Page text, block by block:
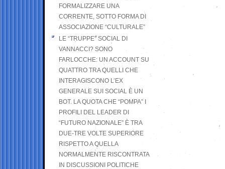
FORMALIZZARE UNA
CORRENTE, SOTTO FORMA DI
ASSOCIAZIONE “CULTURALE”
LE “TRUPPE” SOCIAL DI
VANNACCI? SONO
FARLOCCHE: UN ACCOUNT SU
QUATTRO TRA QUELLI CHE
INTERAGISCONO L’EX
GENERALE SUI SOCIAL È UN
BOT. LA QUOTA CHE “POMPA” I
PROFILI DEL LEADER DI
“FUTURO NAZIONALE” È TRA
DUE-TRE VOLTE SUPERIORE
RISPETTO A QUELLA
NORMALMENTE RISCONTRATA
IN DISCUSSIONI POLITICHE